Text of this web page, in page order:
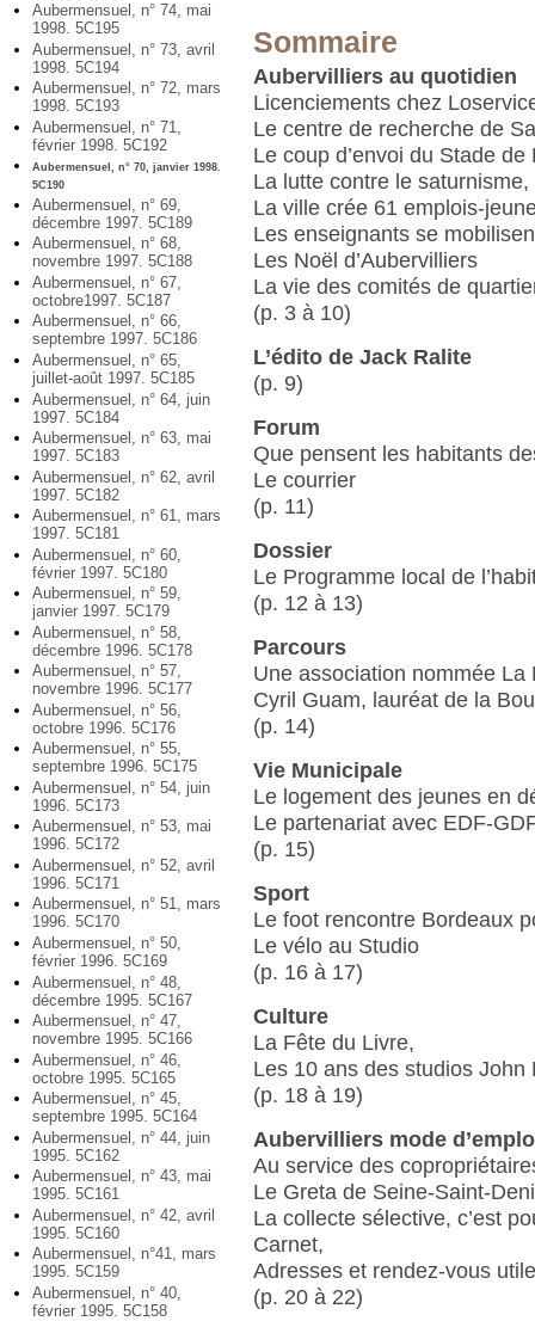
Aubermensuel, n° 74, mai
1998. 5C195
Aubermensuel, n° 73, avril
1998. 5C194
Aubermensuel, n° 72, mars
1998. 5C193
Aubermensuel, n° 71,
février 1998. 5C192
Aubermensuel, n° 70, janvier 1998.
5C190
Aubermensuel, n° 69,
décembre 1997. 5C189
Aubermensuel, n° 68,
novembre 1997. 5C188
Aubermensuel, n° 67,
octobre1997. 5C187
Aubermensuel, n° 66,
septembre 1997. 5C186
Aubermensuel, n° 65,
juillet-août 1997. 5C185
Aubermensuel, n° 64, juin
1997. 5C184
Aubermensuel, n° 63, mai
1997. 5C183
Aubermensuel, n° 62, avril
1997. 5C182
Aubermensuel, n° 61, mars
1997. 5C181
Aubermensuel, n° 60,
février 1997. 5C180
Aubermensuel, n° 59,
janvier 1997. 5C179
Aubermensuel, n° 58,
décembre 1996. 5C178
Aubermensuel, n° 57,
novembre 1996. 5C177
Aubermensuel, n° 56,
octobre 1996. 5C176
Aubermensuel, n° 55,
septembre 1996. 5C175
Aubermensuel, n° 54, juin
1996. 5C173
Aubermensuel, n° 53, mai
1996. 5C172
Aubermensuel, n° 52, avril
1996. 5C171
Aubermensuel, n° 51, mars
1996. 5C170
Aubermensuel, n° 50,
février 1996. 5C169
Aubermensuel, n° 48,
décembre 1995. 5C167
Aubermensuel, n° 47,
novembre 1995. 5C166
Aubermensuel, n° 46,
octobre 1995. 5C165
Aubermensuel, n° 45,
septembre 1995. 5C164
Aubermensuel, n° 44, juin
1995. 5C162
Aubermensuel, n° 43, mai
1995. 5C161
Aubermensuel, n° 42, avril
1995. 5C160
Aubermensuel, n°41, mars
1995. 5C159
Aubermensuel, n° 40,
février 1995. 5C158
Sommaire
Aubervilliers au quotidien
Licenciements chez
Le centre de recherche de
Le coup d’envoi du Stade de
La lutte contre le saturnisme,
La ville crée 61 emplois-
Les enseignants se
Les Noël d’Aubervilliers
La vie des comités de
(p. 3 à 10)
L’édito de Jack Ralite
(p. 9)
Forum
Que pensent les habitants
Le courrier
(p. 11)
Dossier
Le Programme local de
(p. 12 à 13)
Parcours
Une association nommée La
Cyril Guam, lauréat de la
(p. 14)
Vie Municipale
Le logement des jeunes en
Le partenariat avec EDF-
(p. 15)
Sport
Le foot rencontre Bordeaux
Le vélo au Studio
(p. 16 à 17)
Culture
La Fête du Livre,
Les 10 ans des studios John
(p. 18 à 19)
Aubervilliers mode
Au service des
Le Greta de Seine-Saint-
La collecte sélective, c’est
Carnet,
Adresses et rendez-vous
(p. 20 à 22)